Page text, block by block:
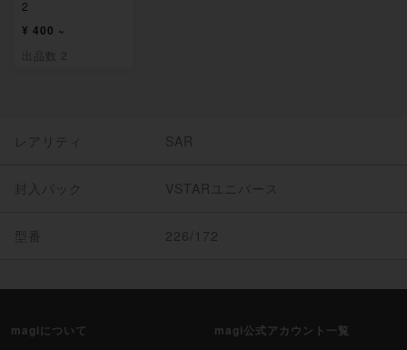
2
¥ 400 ~
出品数 2
レアリティ SAR
封入パック VSTARユニバース
型番 226/172
magiについて magi公式アカウント一覧